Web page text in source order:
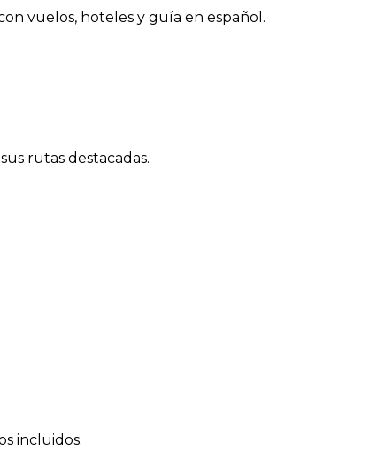
vuelos, hoteles y guía en español.
rutas destacadas.
incluidos.